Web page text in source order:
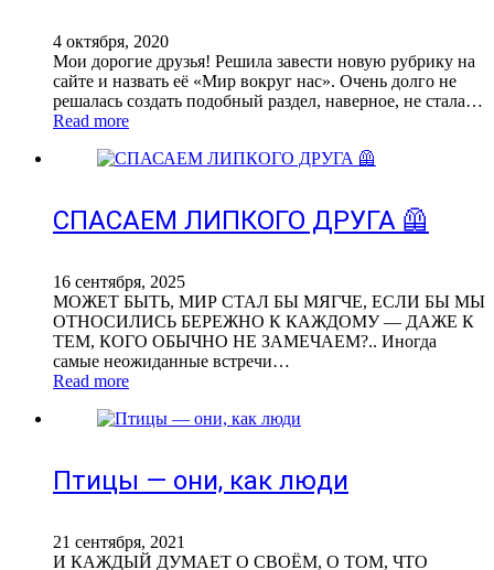
4 октября, 2020
Мои дорогие друзья! Решила завести новую рубрику на
сайте и назвать её «Мир вокруг нас». Очень долго не
решалась создать подобный раздел, наверное, не стала…
Read more
СПАСАЕМ ЛИПКОГО ДРУГА 🦺
16 сентября, 2025
МОЖЕТ БЫТЬ, МИР СТАЛ БЫ МЯГЧЕ, ЕСЛИ БЫ МЫ
ОТНОСИЛИСЬ БЕРЕЖНО К КАЖДОМУ — ДАЖЕ К
ТЕМ, КОГО ОБЫЧНО НЕ ЗАМЕЧАЕМ?.. Иногда
самые неожиданные встречи…
Read more
Птицы — они, как люди
21 сентября, 2021
И КАЖДЫЙ ДУМАЕТ О СВОЁМ, О ТОМ, ЧТО